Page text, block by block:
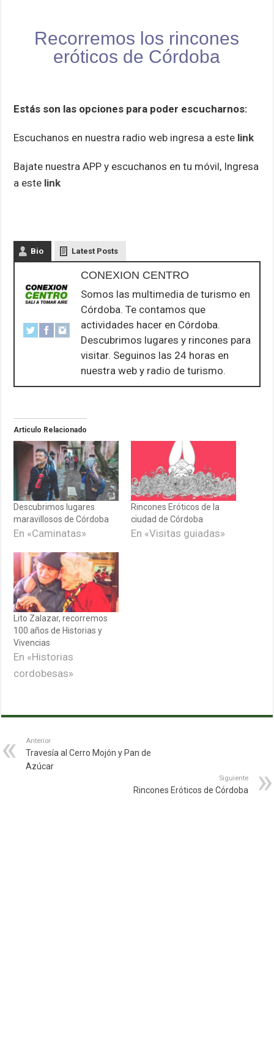
Recorremos los rincones
eróticos de Córdoba
Estás son las opciones para poder escucharnos:
Escuchanos en nuestra radio web ingresa a este link
Bajate nuestra APP y escuchanos en tu móvil, Ingresa
a este link
Bio Latest Posts
CONEXION CENTRO
Somos las multimedia de turismo en
Córdoba. Te contamos que
actividades hacer en Córdoba.
Descubrimos lugares y rincones para
visitar. Seguinos las 24 horas en
nuestra web y radio de turismo.
Articulo Relacionado
Descubrimos lugares
maravillosos de Córdoba
En «Caminatas»
Rincones Eróticos de la
ciudad de Córdoba
En «Visitas guiadas»
Lito Zalazar, recorremos
100 años de Historias y
Vivencias
En «Historias
cordobesas»
Anterior
Travesía al Cerro Mojón y Pan de
Azúcar
Siguiente
Rincones Eróticos de Córdoba